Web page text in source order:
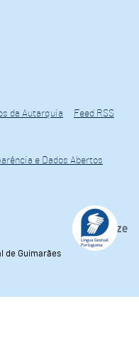
da Autarquia Feed RSS
e Dados Abertos
de Guimarães